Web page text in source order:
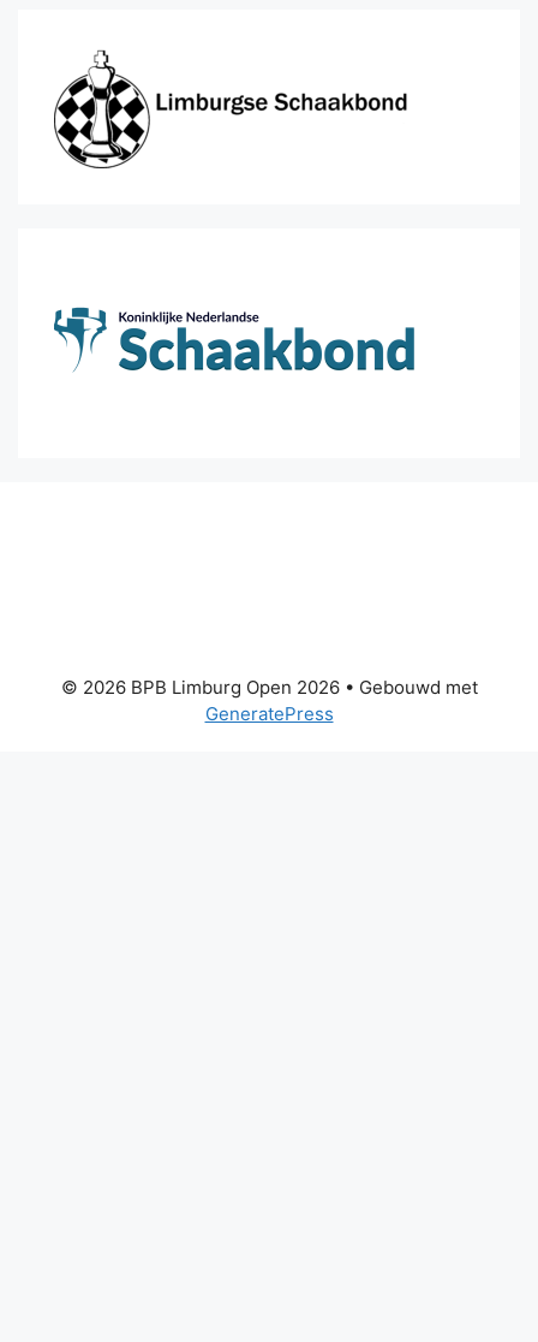
© 2026 BPB Limburg Open 2026• Gebouwd met
GeneratePress